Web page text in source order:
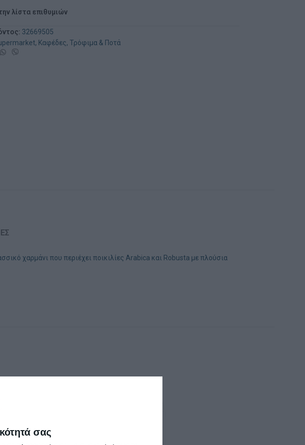
σας
λίστα επιθυμιών
32669505
, Καφέδες, Τρόφιμα & Ποτά
χαρμάνι που περιέχει ποικιλίες Arabica και Robusta με πλούσια